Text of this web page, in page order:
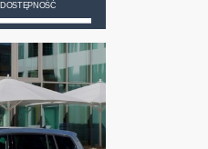
DOSTĘPNOŚĆ